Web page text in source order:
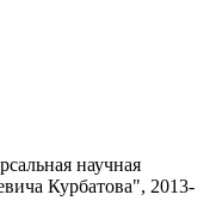
научная
Курбатова", 2013-